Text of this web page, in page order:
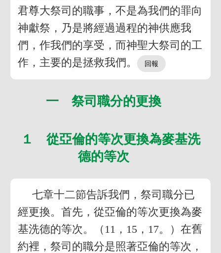
君尊大祭司的職事，不是為我們的罪向
神獻祭，乃是將經過過程的神供應我
們，作我們的享受，而神聖大祭司的工
作，主要的是拯救我們。
一 祭司職分的更換
１ 從亞倫的等次更換為麥基洗
德的等次
七章十二節告訴我們，祭司職分已
經更換。首先，從亞倫的等次更換為麥
基洗德的等次。（11，15，17。）在舊
約裡，祭司的職分是照著亞倫的等次，